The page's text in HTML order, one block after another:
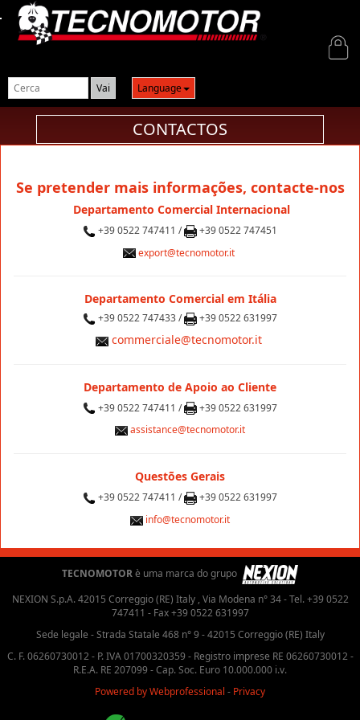
Language
Login
CONTACTOS
Se pretender mais informações, contacte-nos
Departamento Comercial Internacional
+39 0522 747411 /
+39 0522 747451
export@tecnomotor.it
Departamento Comercial em Itália
+39 0522 747433 / +39 0522 631997
commerciale@tecnomotor.it
Departamento de Apoio ao Cliente
+39 0522 747411 /
+39 0522 631997
assistance@tecnomotor.it
Questões Gerais
+39 0522 747411 /
+39 0522 631997
info@tecnomotor.it
TECNOMOTORè uma marca do grupo
NEXION S.p.A. 42015 Correggio (RE) Italy , Via Modena n° 34 - Tel. +39 0522
747411 - Fax +39 0522 631997
Sede legale - Strada Statale 468 n° 9 - 42015 Correggio (RE) Italy
C. F. 06260730012 - P. IVA 01700320359 - Registro imprese RE 06260730012 -
R.E.A. RE 207099 - Cap. Soc. Euro 10.000.000 i.v.
Powered by Webprofessional - Privacy